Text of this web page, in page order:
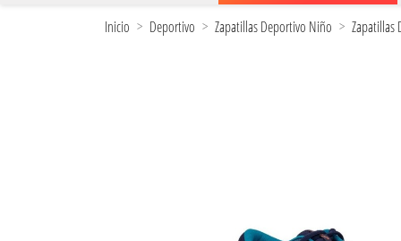
Inicio Deportivo Zapatillas Deportivo Niño Zapatillas